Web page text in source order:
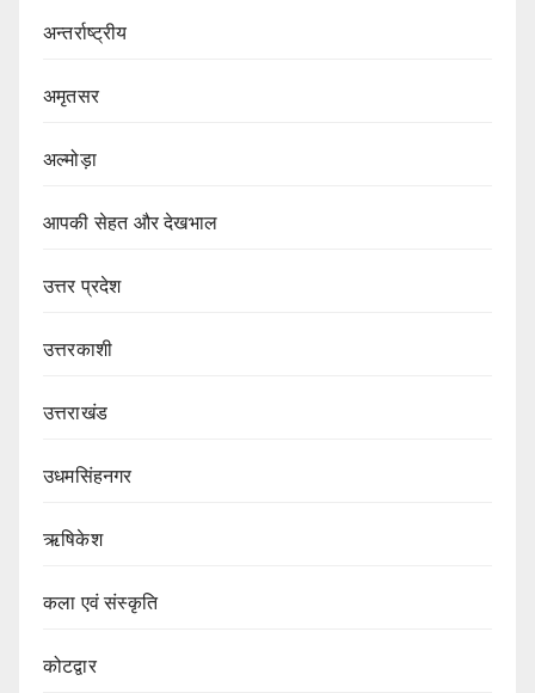
अन्तर्राष्ट्रीय
अमृतसर
अल्मोड़ा
आपकी सेहत और देखभाल
उत्तर प्रदेश
उत्तरकाशी
उत्तराखंड
उधमसिंहनगर
ऋषिकेश
कला एवं संस्कृति
कोटद्वार